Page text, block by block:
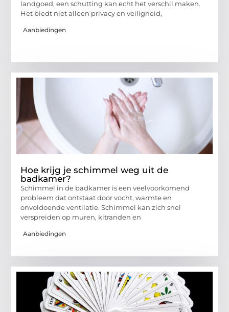
landgoed, een schutting kan echt het verschil maken.
Het biedt niet alleen privacy en veiligheid,
Aanbiedingen
Hoe krijg je schimmel weg uit de
badkamer?
Schimmel in de badkamer is een veelvoorkomend
probleem dat ontstaat door vocht, warmte en
onvoldoende ventilatie. Schimmel kan zich snel
verspreiden op muren, kitranden en
Aanbiedingen